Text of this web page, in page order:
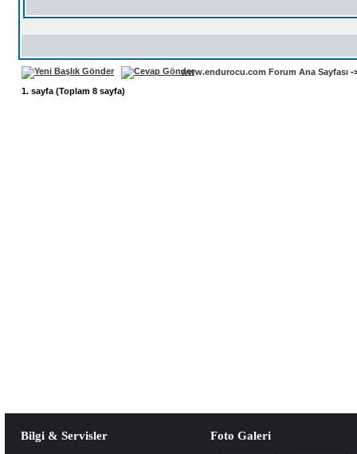
www.endurocu.com Forum Ana Sayfası -
1. sayfa (Toplam 8 sayfa)
Bilgi & Servisler Foto Galeri